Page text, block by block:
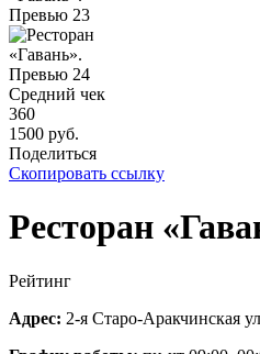
Средний чек
360
1500 руб.
Поделиться
Скопировать ссылку
Ресторан
Рейтинг
Адрес: 2-я Старо-Аракчинская